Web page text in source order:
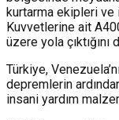
kurtarma ekipleri ve
Kuvvetlerine ait
üzere yola çıktığını
Türkiye,
depremlerin
insani yardım